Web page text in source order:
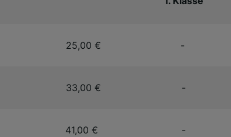
25,00 € -
33,00 € -
41,00 € -